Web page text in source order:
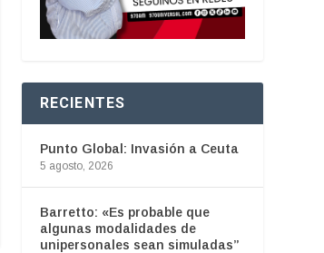
RECIENTES
Punto Global: Invasión a Ceuta
5 agosto, 2026
Barretto: «Es probable que
algunas modalidades de
unipersonales sean simuladas”